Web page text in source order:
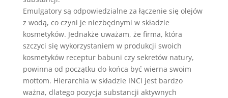
Emulgatory są odpowiedzialne za łączenie się olejów
z wodą, co czyni je niezbędnymi w składzie
kosmetyków. Jednakże uważam, że firma, która
szczyci się wykorzystaniem w produkcji swoich
kosmetyków receptur babuni czy sekretów natury,
powinna od początku do końca być wierna swoim
mottom. Hierarchia w składzie INCI jest bardzo
ważna, dlatego pozycja substancji aktywnych